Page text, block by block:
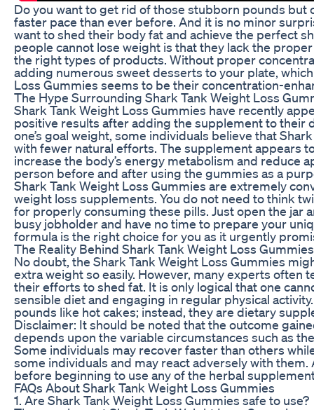
Do you want to get rid of those stubborn pounds
faster pace than ever before. And it is no minor
want to shed their body fat and achieve the perfect
people cannot lose weight is that they lack the
the right types of products. Without proper
adding numerous sweet desserts to your plate,
Loss Gummies seems to be their concentration-
The Hype Surrounding Shark Tank Weight Loss
Shark Tank Weight Loss Gummies have recently
positive results after adding the supplement to their
one’s goal weight, some individuals believe that
with fewer natural efforts. The supplement appears
increase the body’s energy metabolism and reduce
person before and after using the gummies as a
Shark Tank Weight Loss Gummies are extremely
weight loss supplements. You do not need to think
for properly consuming these pills. Just open the jar
busy jobholder and have no time to prepare your
formula is the right choice for you as it urgently
The Reality Behind Shark Tank Weight Loss Gummies
No doubt, the Shark Tank Weight Loss Gummies
extra weight so easily. However, many experts
their efforts to shed fat. It is only logical that one
sensible diet and engaging in regular physical
pounds like hot cakes; instead, they are dietary
Disclaimer: It should be noted that the outcome
depends upon the variable circumstances such as
Some individuals may recover faster than others
some individuals and may react adversely with
before beginning to use any of the herbal
FAQs About Shark Tank Weight Loss Gummies
1. Are Shark Tank Weight Loss Gummies safe to use?